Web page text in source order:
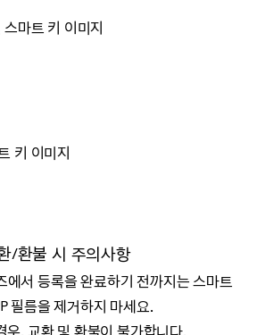
마트 키 이미지
키 이미지
/환불 시 주의사항
에서 등록을 완료하기 전까지는스마트
필름을 제거하지 마세요.